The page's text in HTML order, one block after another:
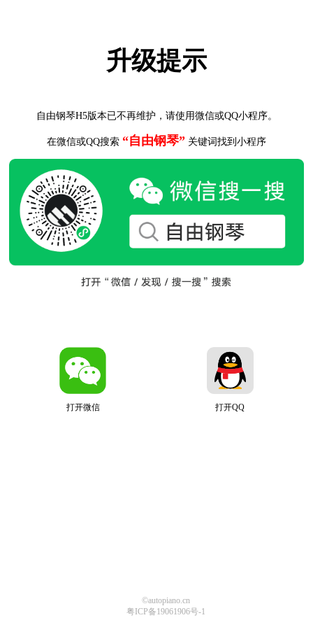
升级提示
自由钢琴H5版本已不再维护，请使用微信或QQ小程序。
在微信或QQ搜索 “自由钢琴” 关键词找到小程序
打开微信 打开QQ
©autopiano.cn
粤ICP备19061906号-1